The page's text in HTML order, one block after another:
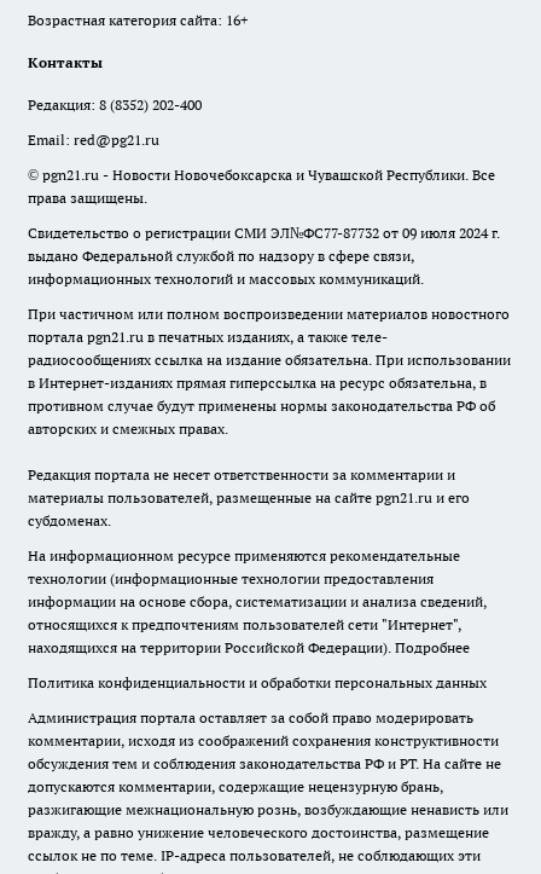
Возрастная категория сайта: 16+
Контакты
Редакция: 8 (8352) 202-400
Email: red@pg21.ru
© pgn21.ru - Новости Новочебоксарска и Чувашской Республики. Все
права защищены.
Свидетельство о регистрации СМИ ЭЛ№ФС77-87732 от 09 июля 2024 г.
выдано Федеральной службой по надзору в сфере связи,
информационных технологий и массовых коммуникаций.
При частичном или полном воспроизведении материалов новостного
портала pgn21.ru в печатных изданиях, а также теле-
радиосообщениях ссылка на издание обязательна. При использовании
в Интернет-изданиях прямая гиперссылка на ресурс обязательна, в
противном случае будут применены нормы законодательства РФ об
авторских и смежных правах.
Редакция портала не несет ответственности за комментарии и
материалы пользователей, размещенные на сайте pgn21.ru и его
субдоменах.
На информационном ресурсе применяются рекомендательные
технологии (информационные технологии предоставления
информации на основе сбора, систематизации и анализа сведений,
относящихся к предпочтениям пользователей сети "Интернет",
находящихся на территории Российской Федерации). Подробнее
Политика конфиденциальности и обработки персональных данных
Администрация портала оставляет за собой право модерировать
комментарии, исходя из соображений сохранения конструктивности
обсуждения тем и соблюдения законодательства РФ и РТ. На сайте не
допускаются комментарии, содержащие нецензурную брань,
разжигающие межнациональную рознь, возбуждающие ненависть или
вражду, а равно унижение человеческого достоинства, размещение
ссылок не по теме. IP-адреса пользователей, не соблюдающих эти